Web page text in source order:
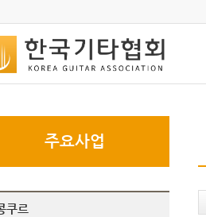
주요사업
쿠르